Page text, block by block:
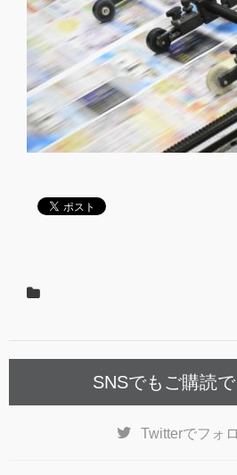
SNSでもご購読で
Twitterでフォ